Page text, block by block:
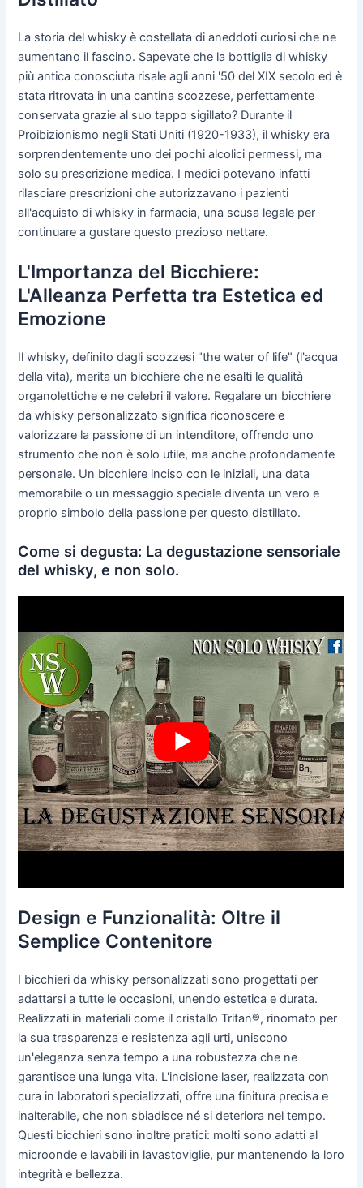
La storia del whisky è costellata di aneddoti curiosi che ne
aumentano il fascino. Sapevate che la bottiglia di whisky
più antica conosciuta risale agli anni '50 del XIX secolo ed è
stata ritrovata in una cantina scozzese, perfettamente
conservata grazie al suo tappo sigillato? Durante il
Proibizionismo negli Stati Uniti (1920-1933), il whisky era
sorprendentemente uno dei pochi alcolici permessi, ma
solo su prescrizione medica. I medici potevano infatti
rilasciare prescrizioni che autorizzavano i pazienti
all'acquisto di whisky in farmacia, una scusa legale per
continuare a gustare questo prezioso nettare.
L'Importanza del Bicchiere:
L'Alleanza Perfetta tra Estetica ed
Emozione
Il whisky, definito dagli scozzesi "the water of life" (l'acqua
della vita), merita un bicchiere che ne esalti le qualità
organolettiche e ne celebri il valore. Regalare un bicchiere
da whisky personalizzato significa riconoscere e
valorizzare la passione di un intenditore, offrendo uno
strumento che non è solo utile, ma anche profondamente
personale. Un bicchiere inciso con le iniziali, una data
memorabile o un messaggio speciale diventa un vero e
proprio simbolo della passione per questo distillato.
Come si degusta: La degustazione sensoriale
del whisky, e non solo.
Design e Funzionalità: Oltre il
Semplice Contenitore
I bicchieri da whisky personalizzati sono progettati per
adattarsi a tutte le occasioni, unendo estetica e durata.
Realizzati in materiali come il cristallo Tritan®, rinomato per
la sua trasparenza e resistenza agli urti, uniscono
un'eleganza senza tempo a una robustezza che ne
garantisce una lunga vita. L'incisione laser, realizzata con
cura in laboratori specializzati, offre una finitura precisa e
inalterabile, che non sbiadisce né si deteriora nel tempo.
Questi bicchieri sono inoltre pratici: molti sono adatti al
microonde e lavabili in lavastoviglie, pur mantenendo la loro
integrità e bellezza.